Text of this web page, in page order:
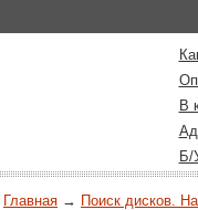
В
Б/
Главная → Поиск дисков.